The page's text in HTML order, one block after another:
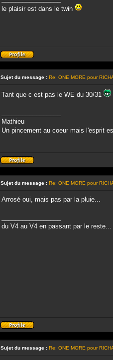
le plaisir est dans le twin
Profil
Sujet du message : Re: ONE MORE pour
Tant que c est pas le WE du 30/31
Mathieu
Un pincement au coeur mais l'esprit
Profil
Sujet du message : Re: ONE MORE pour
Arrosé oui, mais pas par la pluie...
du V4 au V4 en passant par le reste...
Profil
Sujet du message : Re: ONE MORE pour